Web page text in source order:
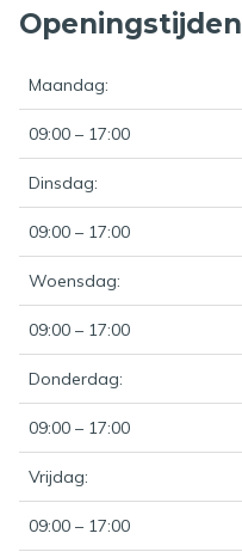
Openingstijden
Maandag:
09:00 – 17:00
Dinsdag:
09:00 – 17:00
Woensdag:
09:00 – 17:00
Donderdag:
09:00 – 17:00
Vrijdag:
09:00 – 17:00